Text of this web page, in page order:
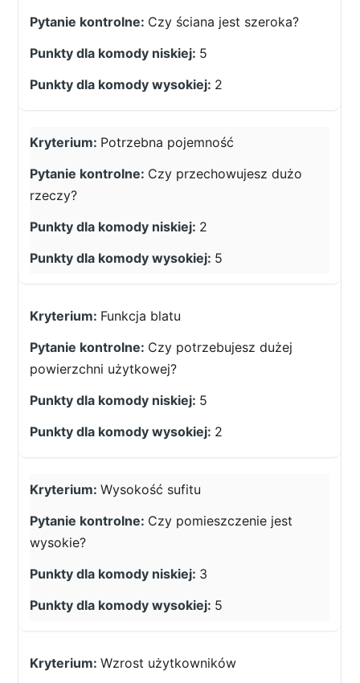
Czy ściana jest szeroka?
5
2
Potrzebna pojemność
Czy przechowujesz dużo
rzeczy?
2
5
Funkcja blatu
Czy potrzebujesz dużej
powierzchni użytkowej?
5
2
Wysokość sufitu
Czy pomieszczenie jest
wysokie?
3
5
Wzrost użytkowników